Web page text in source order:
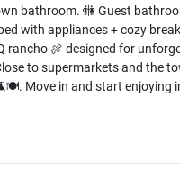
bathroom. 🚻 Guest
with appliances + cozy
rancho 🍖 designed for
to supermarkets and the
Move in and start enjoying